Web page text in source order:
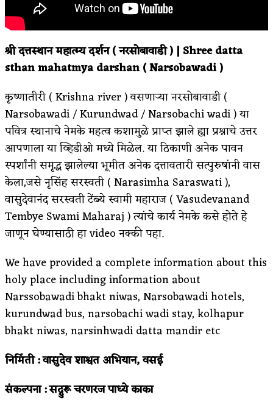
श्री दत्तस्थान महात्म्य दर्शन ( नरसोबावाडी ) | Shree datta
sthan mahatmya darshan ( Narsobawadi )
कृष्णातीरी ( Krishna river ) वसणाऱ्या नरसोबावाडी (
Narsobawadi / Kurundwad / Narsobachi wadi ) या
पवित्र स्थानाचे नेमके महत्व कशामुळे प्राप्त झाले ह्या प्रश्नाचे उत्तर
आपणाला या व्हिडीओ मध्ये मिळेल. या ठिकाणी अनेक पावन
स्पर्शांनी समृद्ध झालेल्या भूमीत अनेक दत्तावतारी सत्पुरुषांनी वास
केला,जसे नृसिंह सरस्वती ( Narasimha Saraswati ),
वासुदेवानंद सरस्वती टेंब्ये स्वामी महाराज ( Vasudevanand
Tembye Swami Maharaj ) त्यांचे कार्य नेमके कसे होते हे
जाणून घेण्यासाठी हा video नक्की पहा.
We have provided a complete information about this
holy place including information about
Narssobawadi bhakt niwas, Narsobawadi hotels,
kurundwad bus, narsobachi wadi stay, kolhapur
bhakt niwas, narsinhwadi datta mandir etc
निर्मिती : वासुदेव शाश्वत अभियान, वसई
संकल्पना : सद्गुरू चरणरज पाध्ये काका